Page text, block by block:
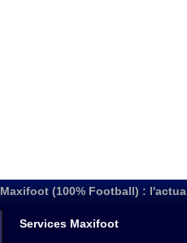
Maxifoot (100% Football) :
Services Maxifoot